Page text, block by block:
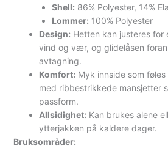
Shell: 86% Polyester, 14%
Lommer: 100% Polyester
Design: Hetten kan justeres
vind og vær, og glidelåsen
avtagning.
Komfort: Myk innside som
med ribbestrikkede mansjetter
passform.
Allsidighet: Kan brukes alene
ytterjakken på kaldere dager.
Bruksområder: